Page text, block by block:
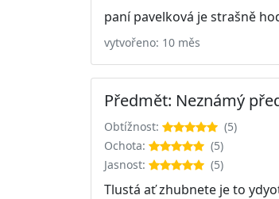
paní pavelková je strašně
vytvořeno: 10 měs
Předmět: Neznámý
Obtížnost:
(5)
Ochota:
(5)
Jasnost:
(5)
Tlustá ať zhubnete je to